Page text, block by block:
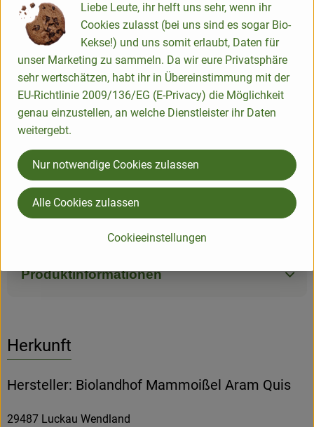
Messer anritzen und die Kerne herausdrücken. Aus 1kg
Bohnen erhält man ca. 300-400g Bohnenkerne. Die Bohnen
sollten in gegartem Zustand verzehrt werden, z.B als
Beilagengemüse, kräftiger Eintopf oder als Snack, Suppe
oder im Salat.
Lagerung:
Die Bohnenhülsen sollten erst kurz vor der Zubereitung
entfernt werden. Die ungeputzten Bohnen halten sich bis zu
einer Woche im Kühlschrank. Geputzt, gewaschen und
blanchiert lassen sie sich auch für ein gutes Jahr einfrieren.
Inhaltsstoffe:
Produktinformationen
Herkunft
Hersteller: Biolandhof Mammoißel Aram Quis
29487 Luckau Wendland
Liebe Leute, ihr helft uns sehr, wenn ihr
Cookies zulasst (bei uns sind es sogar Bio-
Kekse!) und uns somit erlaubt, Daten für
unser Marketing zu sammeln. Da wir eure Privatsphäre
sehr wertschätzen, habt ihr in Übereinstimmung mit der
EU-Richtlinie 2009/136/EG (E-Privacy) die Möglichkeit
genau einzustellen, an welche Dienstleister ihr Daten
weitergebt.
Cookieeinstellungen
Nur notwendige Cookies zulassen
Alle Cookies zulassen